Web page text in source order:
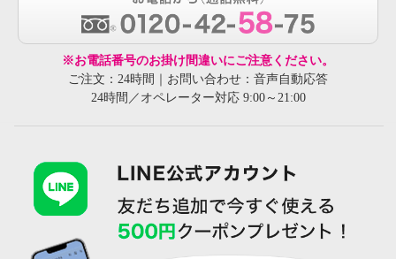
※お電話番号のお掛け間違いにご注意ください。
ご注文：24時間｜お問い合わせ：音声自動応答
24時間／オペレーター対応 9:00～21:00